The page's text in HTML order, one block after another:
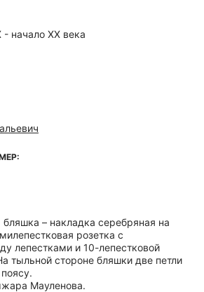
- начало ХХ века
– накладка серебряная на
розетка с
лепестками и 10-лепестковой
тыльной стороне бляшки две петли
Мауленова.